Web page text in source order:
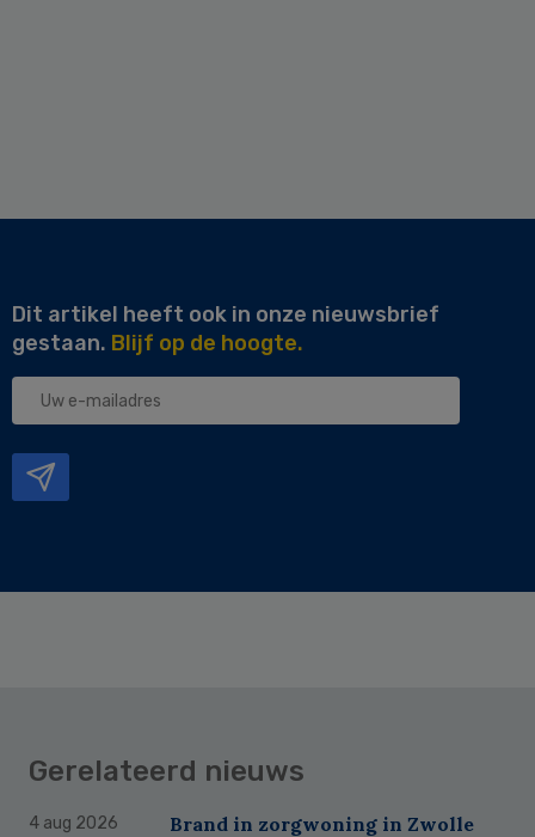
Dit artikel heeft ook in onze nieuwsbrief
gestaan. Blijf op de hoogte.
Uw
Gerelateerd nieuws
4 aug 2026 Brand in zorgwoning in Zwolle